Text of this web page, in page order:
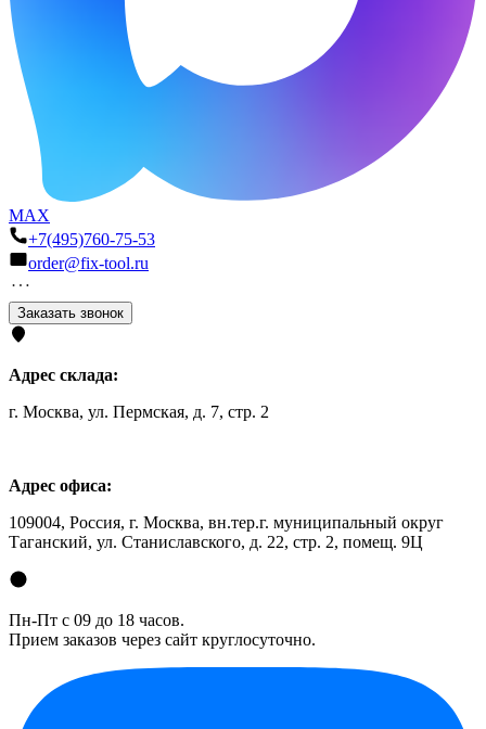
MAX
+7(495)760-75-53
order@fix-tool.ru
Заказать звонок
Адрес склада:
г. Москва, ул. Пермская, д. 7, стр. 2
Адрес офиса:
109004, Россия, г. Москва, вн.тер.г. муниципальный округ
Таганский, ул. Станиславского, д. 22, стр. 2, помещ. 9Ц
Пн-Пт с 09 до 18 часов.
Прием заказов через сайт круглосуточно.